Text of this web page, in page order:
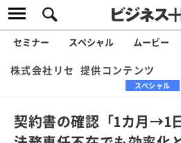
セミナー スペシャル ムービー
株式会社リセ 提供コンテンツ
スペシャル
契約書の確認「1カ月→1